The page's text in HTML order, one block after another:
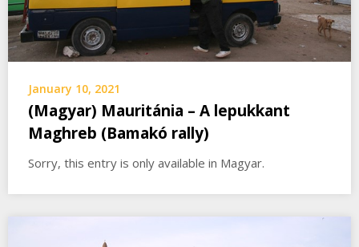
January 10, 2021
(Magyar) Mauritánia – A lepukkant
Maghreb (Bamakó rally)
Sorry, this entry is only available in Magyar.